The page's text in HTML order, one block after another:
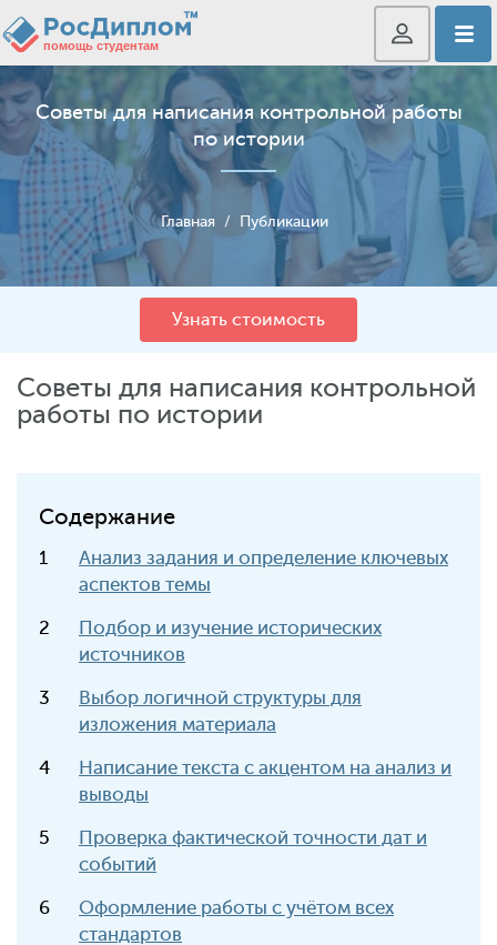
Советы для написания контрольной работы
по истории
Главная / Публикации
Узнать стоимость
Советы для написания контрольной
работы по истории
Содержание
Анализ задания и определение ключевых
аспектов темы
Подбор и изучение исторических
источников
Выбор логичной структуры для
изложения материала
Написание текста с акцентом на анализ и
выводы
Проверка фактической точности дат и
событий
Оформление работы с учётом всех
стандартов